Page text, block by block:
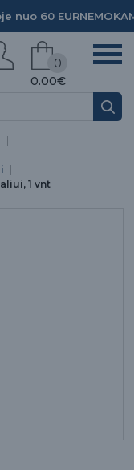
nuo 60 EUR
0.00€
0
1 vnt